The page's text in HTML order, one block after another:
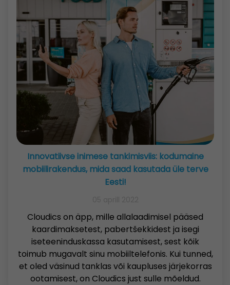
Innovatiivse inimese tankimisviis: kodumaine
mobiilirakendus, mida saad kasutada üle terve
Eesti!
Cloudics on äpp, mille allalaadimisel pääsed
kaardimaksetest, pabertšekkidest ja isegi
iseteeninduskassa kasutamisest, sest kõik
toimub mugavalt sinu mobiiltelefonis. Kui tunned,
et oled väsinud tanklas või kaupluses järjekorras
ootamisest, on Cloudics just sulle mõeldud.